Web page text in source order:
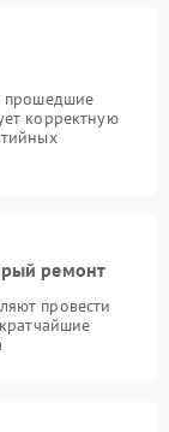
прошедшие
корректную
ремонт
провести